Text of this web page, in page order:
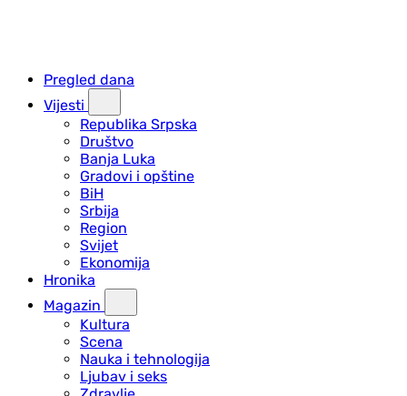
Pregled dana
Vijesti
Republika Srpska
Društvo
Banja Luka
Gradovi i opštine
BiH
Srbija
Region
Svijet
Ekonomija
Hronika
Magazin
Kultura
Scena
Nauka i tehnologija
Ljubav i seks